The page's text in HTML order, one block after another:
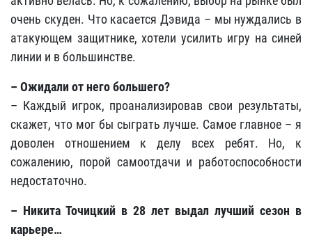
очень скуден. Что касается Дэвида – мы нуждались в
атакующем защитнике, хотели усилить игру на синей
линии и в большинстве.
– Ожидали от него большего?
– Каждый игрок, проанализировав свои результаты,
скажет, что мог бы сыграть лучше. Самое главное – я
доволен отношением к делу всех ребят. Но, к
сожалению, порой самоотдачи и работоспособности
недостаточно.
– Никита Точицкий в 28 лет выдал лучший сезон в
карьере…